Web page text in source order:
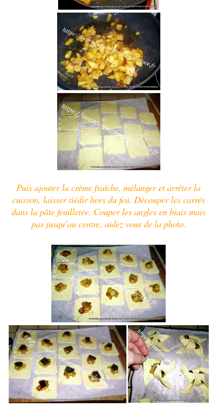
Puis ajouter la crème fraîche, mélanger et arrêter la
cuisson, laisser tiédir hors du feu. Découper les carrés
dans la pâte feuilletée. Couper les angles en biais mais
pas jusqu’au centre, aidez vous de la photo.